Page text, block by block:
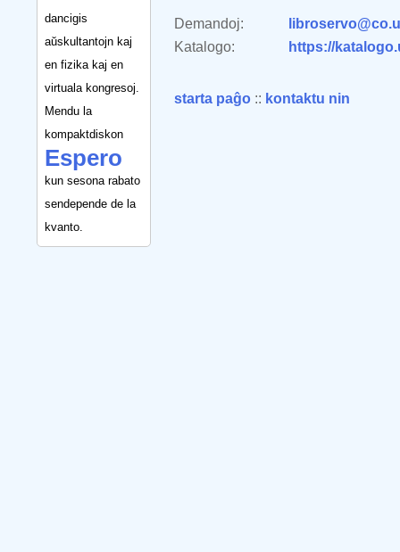
dancigis
aŭskultantojn kaj
en fizika kaj en
virtuala kongresoj.
Mendu la
kompaktdiskon
Espero
kun sesona rabato
sendepende de la
kvanto.
Demandoj:
Katalogo:
https://
starta paĝo :: kontaktu nin